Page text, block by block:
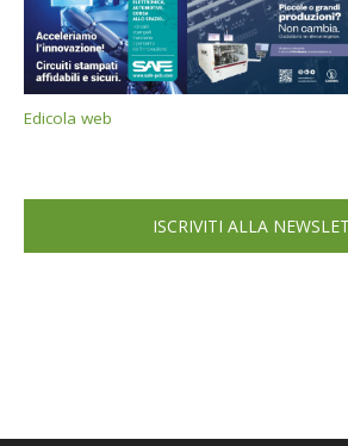
Edicola web
ISCRIVITI ALLA